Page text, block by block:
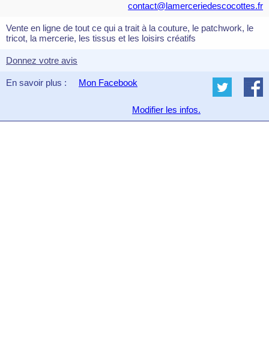
contact@lamerceriedescocottes.fr
Vente en ligne de tout ce qui a trait à la couture, le patchwork, le
tricot, la mercerie, les tissus et les loisirs créatifs
Donnez votre avis
En savoir plus : Mon Facebook
Modifier les infos.